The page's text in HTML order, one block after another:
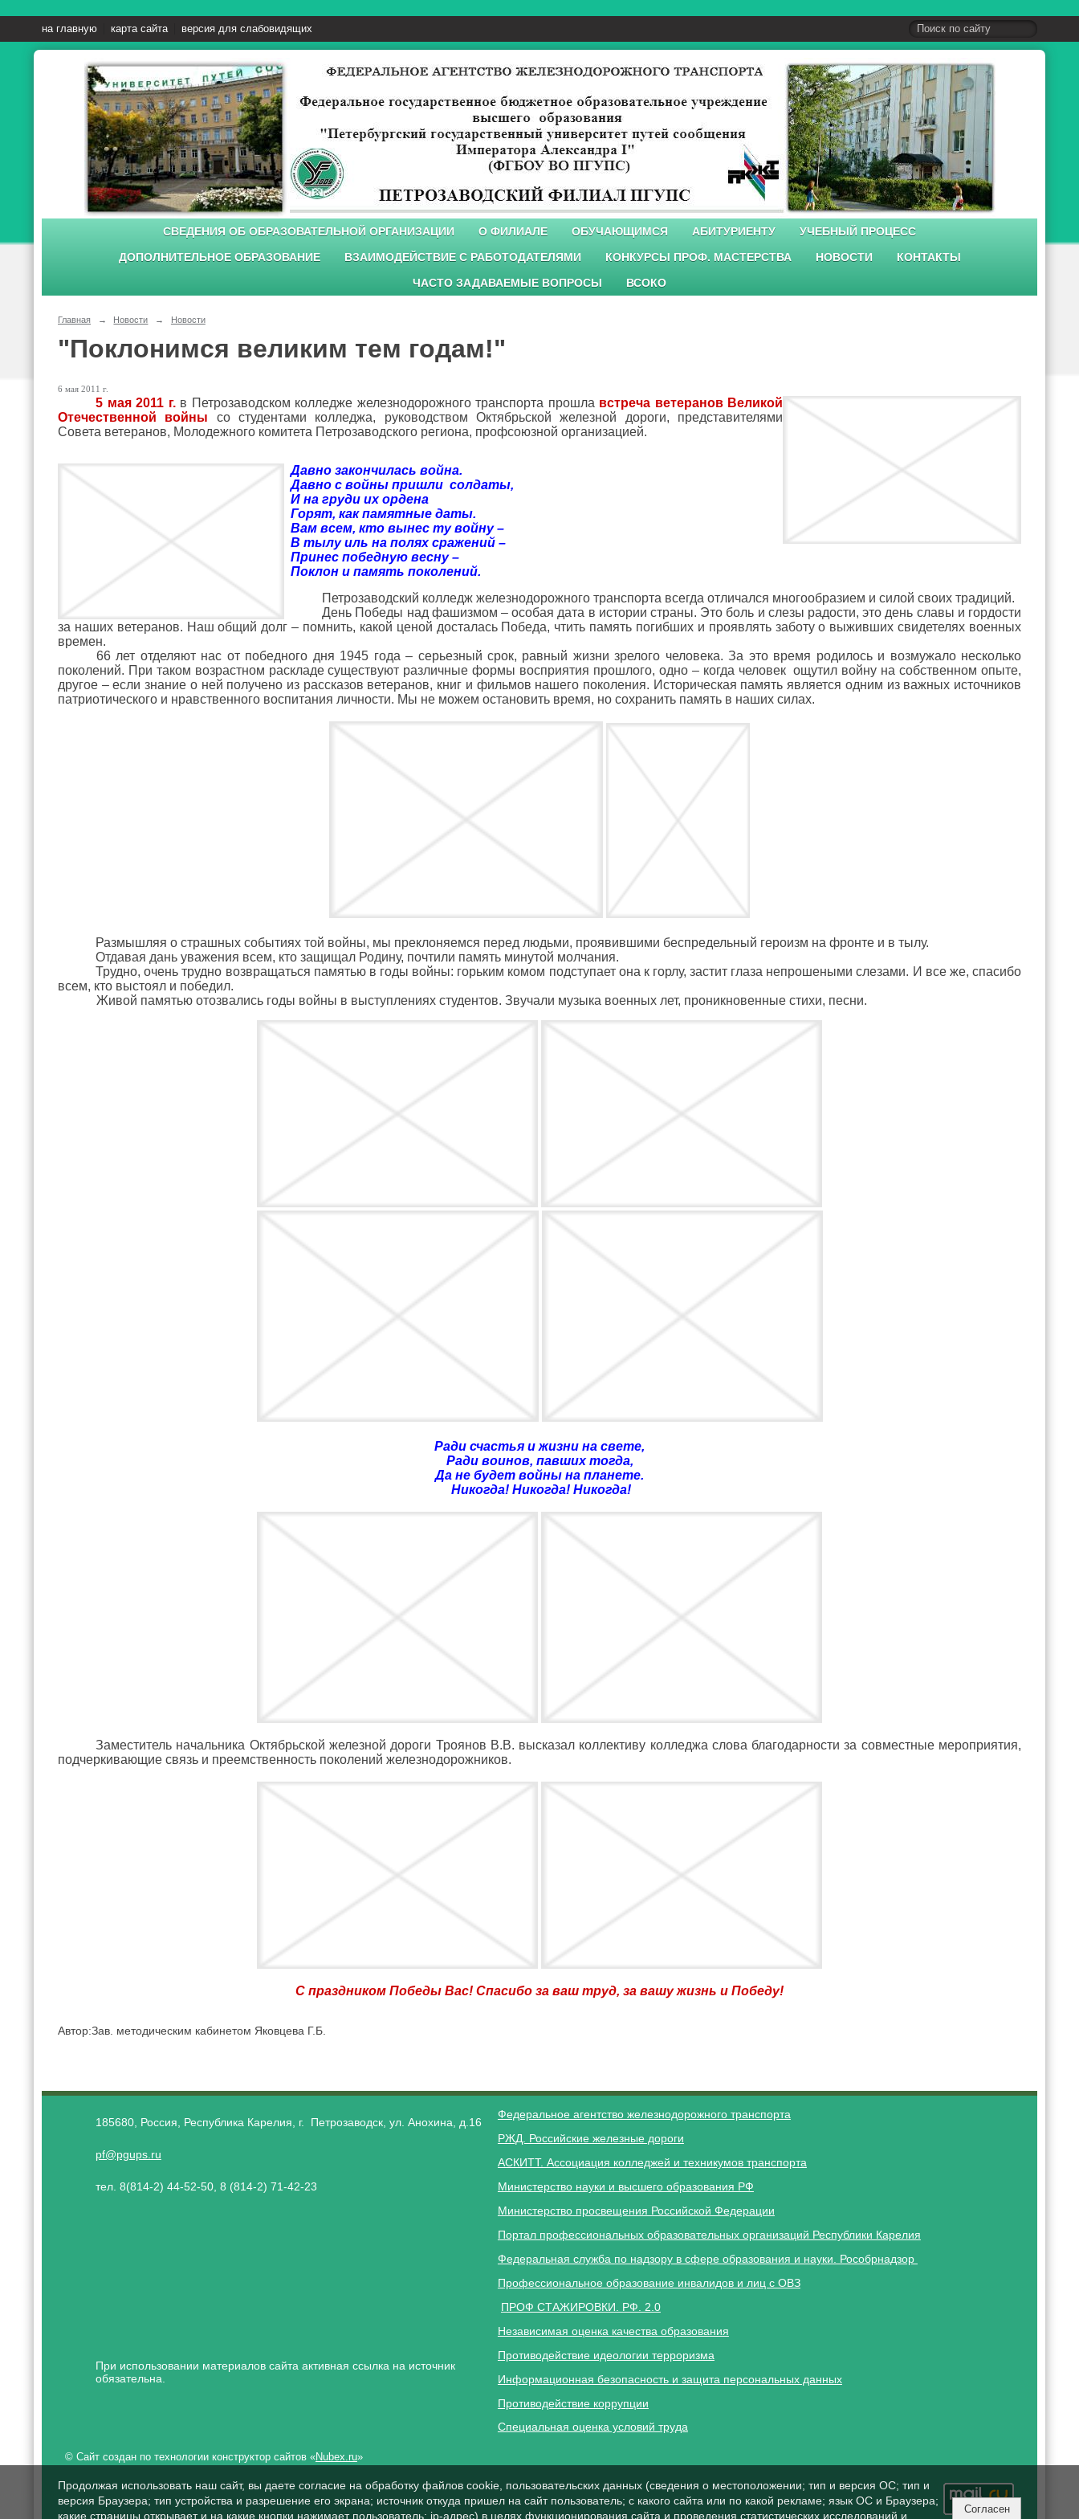
на главную карта сайта версия для слабовидящих
СВЕДЕНИЯ ОБ ОБРАЗОВАТЕЛЬНОЙ ОРГАНИЗАЦИИ О ФИЛИАЛЕ ОБУЧАЮЩИМСЯ АБИТУРИЕНТУ УЧЕБНЫЙ ПРОЦЕСС
ДОПОЛНИТЕЛЬНОЕ ОБРАЗОВАНИЕ ВЗАИМОДЕЙСТВИЕ С РАБОТОДАТЕЛЯМИ КОНКУРСЫ ПРОФ. МАСТЕРСТВА НОВОСТИ КОНТАКТЫ
ЧАСТО ЗАДАВАЕМЫЕ ВОПРОСЫ ВСОКО
Главная → Новости → Новости
"Поклонимся великим тем годам!"
6 мая 2011 г.
5 мая 2011 г. в Петрозаводском колледже железнодорожного транспорта прошла встреча ветеранов Великой
Отечественной войны
со студентами колледжа, руководством Октябрьской железной дороги, представителями
Совета ветеранов, Молодежного комитета Петрозаводского региона, профсоюзной организацией.
"Давно закончилась война.
Давно с войны пришли солдаты,
И на груди их ордена
Горят, как памятные даты.
Вам всем, кто вынес ту войну –
В тылу иль на полях сражений –
Принес победную весну –
Поклон и память поколений.
Петрозаводский колледж железнодорожного транспорта всегда отличался многообразием и силой своих традиций.
День Победы над фашизмом – особая дата в истории страны. Это боль и слезы радости, это день славы и гордости
за наших ветеранов. Наш общий долг – помнить, какой ценой досталась Победа, чтить память погибших и проявлять заботу о выживших свидетелях военных
времен.
66 лет отделяют нас от победного дня 1945 года – серьезный срок, равный жизни зрелого человека. За это время родилось и возмужало несколько
поколений. При таком возрастном раскладе существуют различные формы восприятия прошлого, одно – когда человек ощутил войну на собственном опыте,
другое – если знание о ней получено из рассказов ветеранов, книг и фильмов нашего поколения. Историческая память является одним из важных источников
патриотического и нравственного воспитания личности. Мы не можем остановить время, но сохранить память в наших силах.
Размышляя о страшных событиях той войны, мы преклоняемся перед людьми, проявившими беспредельный героизм на фронте и в тылу.
Отдавая дань уважения всем, кто защищал Родину, почтили память минутой молчания.
Трудно, очень трудно возвращаться памятью в годы войны: горьким комом подступает она к горлу, застит глаза непрошеными слезами. И все же, спасибо
всем, кто выстоял и победил.
Живой памятью отозвались годы войны в выступлениях студентов. Звучали музыка военных лет, проникновенные стихи, песни.
Ради счастья и жизни на свете,
Ради воинов, павших тогда,
Да не будет войны на планете.
Никогда! Никогда! Никогда!
Заместитель начальника Октябрьской железной дороги Троянов В.В. высказал коллективу колледжа слова благодарности за совместные мероприятия,
подчеркивающие связь и преемственность поколений железнодорожников.
С праздником Победы Вас! Спасибо за ваш труд, за вашу жизнь и Победу!
Автор:Зав. методическим кабинетом Яковцева Г.Б.
185680, Россия, Республика Карелия, г. Петрозаводск, ул. Анохина, д.16
Федеральное агентство железнодорожного транспорта
РЖД. Российские железные дороги
АСКИТТ. Ассоциация колледжей и техникумов транспорта
Министерство науки и высшего образования РФ
Министерство просвещения Российской Федерации
Портал профессиональных образовательных организаций Республики Карелия
Федеральная служба по надзору в сфере образования и науки. Рособрнадзор
Профессиональное образование инвалидов и лиц с ОВЗ
ПРОФ СТАЖИРОВКИ. РФ. 2.0
Независимая оценка качества образования
Противодействие идеологии терроризма
Информационная безопасность и защита персональных данных
Противодействие коррупции
Специальная оценка условий труда
pf@pgups.ru
тел. 8(814-2) 44-52-50, 8 (814-2) 71-42-23
При использовании материалов сайта активная ссылка на источник
обязательна.
© Сайт создан по технологии конструктор сайтов «Nubex.ru»
Продолжая использовать наш сайт, вы даете согласие на обработку файлов cookie, пользовательских данных (сведения о местоположении; тип и версия ОС; тип и
версия Браузера; тип устройства и разрешение его экрана; источник откуда пришел на сайт пользователь; с какого сайта или по какой рекламе; язык ОС и Браузера;
какие страницы открывает и на какие кнопки нажимает пользователь; ip-адрес) в целях функционирования сайта и проведения статистических исследований и
Согласен